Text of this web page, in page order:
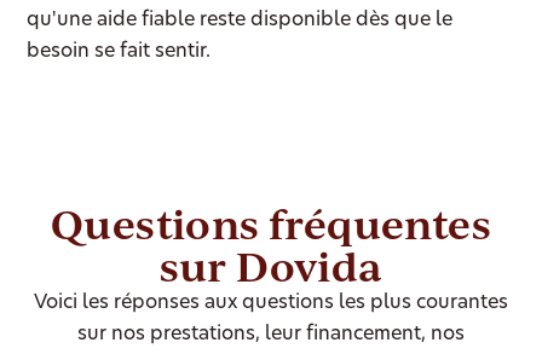
qu'une aide fiable reste disponible dès que le
besoin se fait sentir.
Questions fréquentes
sur Dovida
Voici les réponses aux questions les plus courantes
sur nos prestations, leur financement, nos